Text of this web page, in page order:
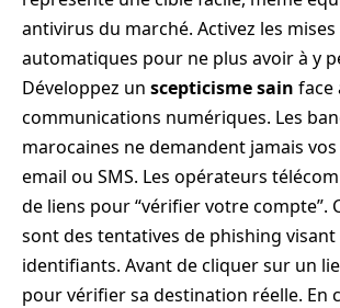
antivirus du marché. Activez les
automatiques pour ne plus avoir à y
Développez un scepticisme sain face
communications numériques. Les
marocaines ne demandent jamais
email ou SMS. Les opérateurs
de liens pour “vérifier votre compte”.
sont des tentatives de phishing visant
identifiants. Avant de cliquer sur un
pour vérifier sa destination réelle. En